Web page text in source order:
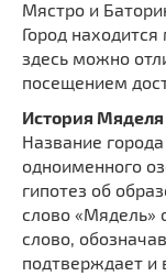
Мястро и
Город
здесь можно
посещением
История Мяделя
Название
одноименного
гипотез об
слово «Мядель»
слово,
подтверждает и